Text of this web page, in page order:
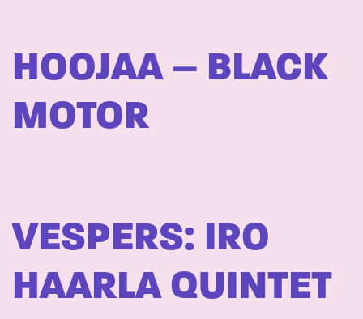
HOOJAA – BLACK
MOTOR
VESPERS: IRO
HAARLA QUINTET